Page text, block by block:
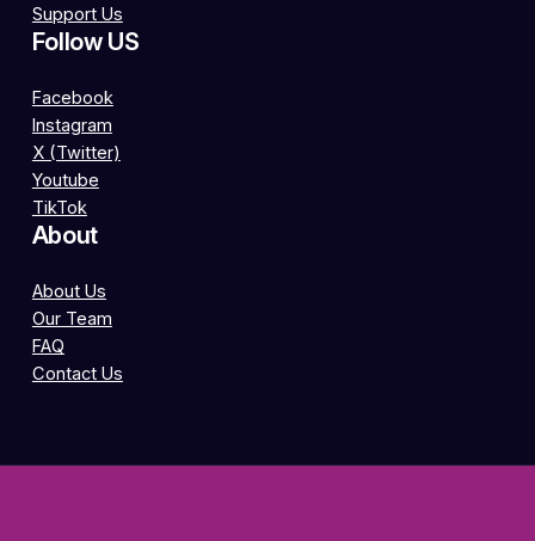
Support Us
Follow US
Facebook
Instagram
X (Twitter)
Youtube
TikTok
About
About Us
Our Team
FAQ
Contact Us